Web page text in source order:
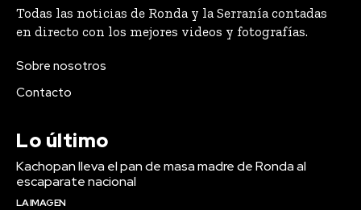
Todas las noticias de Ronda y la Serranía contadas
en directo con los mejores videos y fotografías.
Sobre nosotros
Contacto
Lo último
Kachopan lleva el pan de masa madre de Ronda al
escaparate nacional
LA IMAGEN